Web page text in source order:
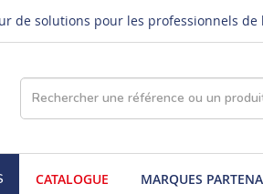
de solutions pour les professionnels
CATALOGUE MARQUES